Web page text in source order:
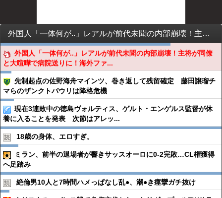
外国人「一体何が..」レアルが前代未聞の内部崩壊！主将が同僚と大喧嘩で病院送りに！海外ファンが騒然！【海外の反応】
外国人「一体何が..」レアルが前代未聞の内部崩壊！主将が同僚
と大喧嘩で病院送りに！海外ファ...
先制起点の佐野海舟マインツ、巻き返して残留確定 藤田譲瑠チ
マらのザンクトパウリは降格危機
現在3連敗中の徳島ヴォルティス、ゲルト・エンゲルス監督が休
養に入ることを発表 次節はアレッ...
18歳の身体、エロすぎ。
ミラン、前半の退場者が響きサッスオーロに0-2完敗…CL権獲得
へ足踏み
絶倫男10人と7時間ハメっぱなし乱●︎、潮●︎き痙攣ガチ抜け